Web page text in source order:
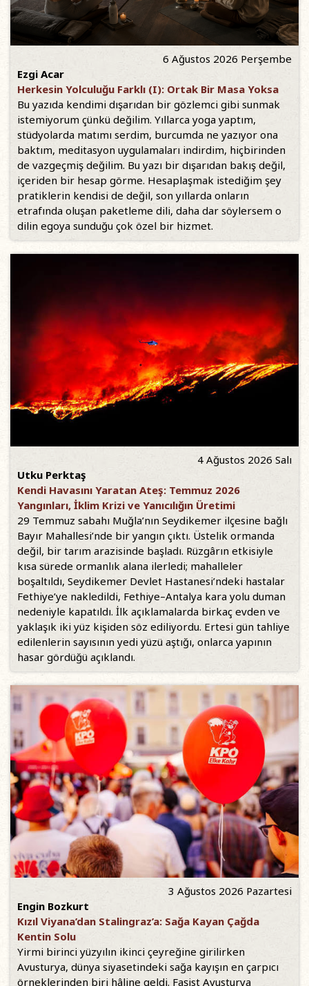
6 Ağustos 2026 Perşembe
Ezgi Acar
Herkesin Yolculuğu Farklı (I): Ortak Bir Masa Yoksa
Bu yazıda kendimi dışarıdan bir gözlemci gibi sunmak
istemiyorum çünkü değilim. Yıllarca yoga yaptım,
stüdyolarda matımı serdim, burcumda ne yazıyor ona
baktım, meditasyon uygulamaları indirdim, hiçbirinden
de vazgeçmiş değilim. Bu yazı bir dışarıdan bakış değil,
içeriden bir hesap görme. Hesaplaşmak istediğim şey
pratiklerin kendisi de değil, son yıllarda onların
etrafında oluşan paketleme dili, daha dar söylersem o
dilin egoya sunduğu çok özel bir hizmet.
4 Ağustos 2026 Salı
Utku Perktaş
Kendi Havasını Yaratan Ateş: Temmuz 2026
Yangınları, İklim Krizi ve Yanıcılığın Üretimi
29 Temmuz sabahı Muğla’nın Seydikemer ilçesine bağlı
Bayır Mahallesi’nde bir yangın çıktı. Üstelik ormanda
değil, bir tarım arazisinde başladı. Rüzgârın etkisiyle
kısa sürede ormanlık alana ilerledi; mahalleler
boşaltıldı, Seydikemer Devlet Hastanesi’ndeki hastalar
Fethiye’ye nakledildi, Fethiye–Antalya kara yolu duman
nedeniyle kapatıldı. İlk açıklamalarda birkaç evden ve
yaklaşık iki yüz kişiden söz ediliyordu. Ertesi gün tahliye
edilenlerin sayısının yedi yüzü aştığı, onlarca yapının
hasar gördüğü açıklandı.
3 Ağustos 2026 Pazartesi
Engin Bozkurt
Kızıl Viyana’dan Stalingraz’a: Sağa Kayan Çağda
Kentin Solu
Yirmi birinci yüzyılın ikinci çeyreğine girilirken
Avusturya, dünya siyasetindeki sağa kayışın en çarpıcı
örneklerinden biri hâline geldi. Faşist Avusturya